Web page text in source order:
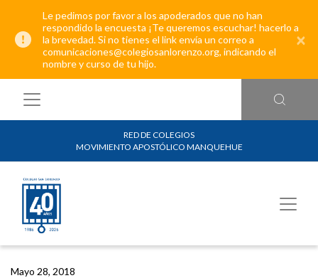
Le pedimos por favor a los apoderados que no han
respondido la encuesta ¡Te queremos escuchar! hacerlo a
la brevedad. Si no tienes el link envía un correo a
comunicaciones@colegiosanlorenzo.org, indicando el
nombre y curso de tu hijo.
×
RED DE COLEGIOS
MOVIMIENTO APOSTÓLICO MANQUEHUE
Mayo 28, 2018